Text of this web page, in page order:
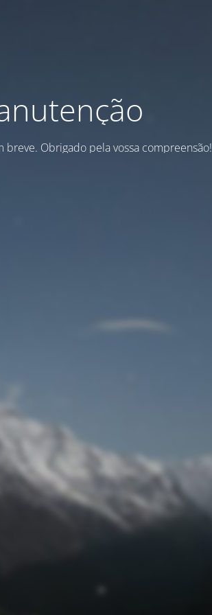
breve. Obrigado pela vossa compreensão!